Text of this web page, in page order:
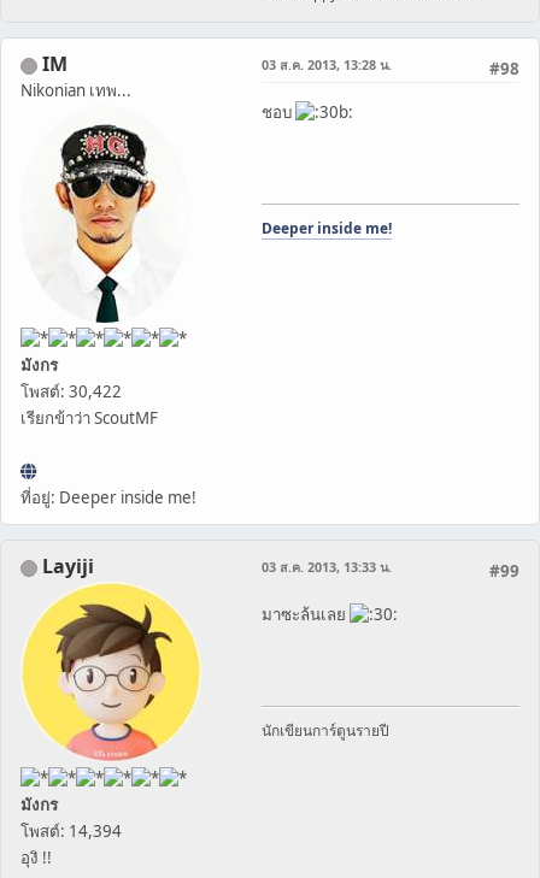
IM
Nikonian เทพ...
มังกร
โพสต์: 30,422
เรียกข้าว่า ScoutMF
ที่อยู่: Deeper inside me!
#98
03 ส.ค. 2013, 13:28 น.
ชอบ
Deeper inside me!
Layiji
มังกร
โพสต์: 14,394
อุงิ !!
#99
03 ส.ค. 2013, 13:33 น.
มาซะล้นเลย
นักเขียนการ์ตูนรายปี